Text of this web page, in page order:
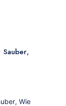
Wie